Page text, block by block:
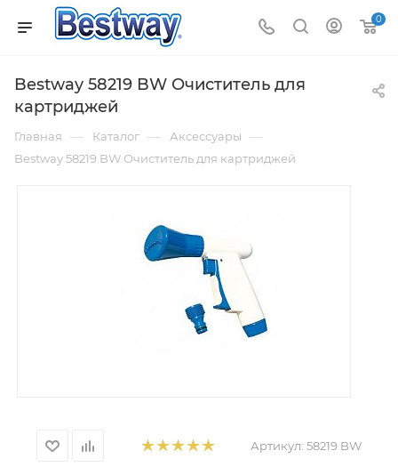
0
Bestway 58219 BW Очиститель для
картриджей
Главная — Каталог — Аксессуары —
Bestway 58219 BW Очиститель для картриджей
Артикул: 58219 BW